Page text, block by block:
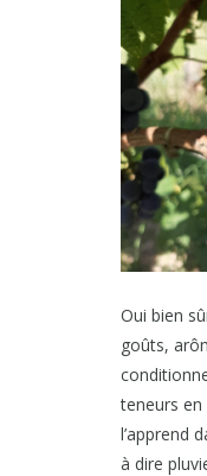
Oui bien
goûts,
teneurs
l’apprend
à dire